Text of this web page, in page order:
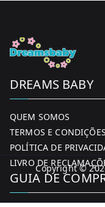
DREAMS BABY
QUEM SOMOS
TERMOS E
POLÍTICA DE
LIVRO DE
GUIA DE
Copyright ©